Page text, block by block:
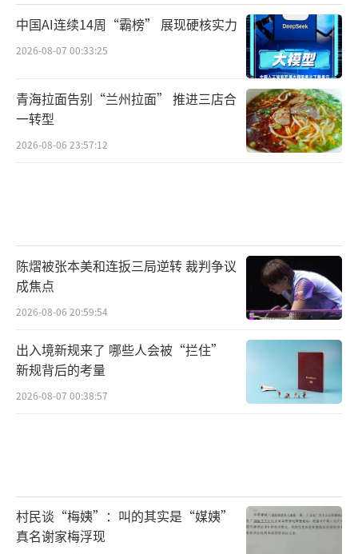
中国AI连续14周“霸榜” 展现硬核实力
2026-08-07 00:33:25
青海拉面告别“兰州拉面” 推进三店合
一转型
2026-08-06 23:57:12
陈熠被张本美和连扳三局逆转 裁判争议
成焦点
2026-08-06 20:59:54
出入境新规来了 哪些人会被“拦住”
新规背后的考量
2026-08-07 00:38:57
村民谈“梅姨”：叫的其实是“媒姨”
真名谢家梅浮现